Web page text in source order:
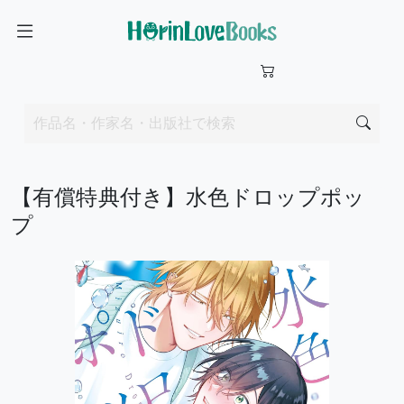
【有償特典付き】水色ドロップポッ
プ